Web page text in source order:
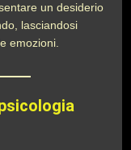
un desiderio
lasciandosi
emozioni.